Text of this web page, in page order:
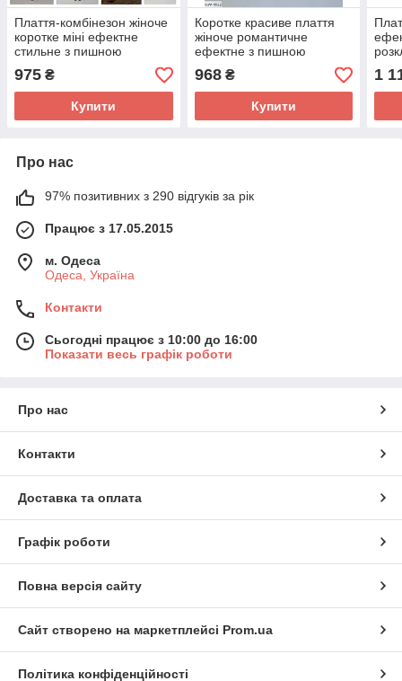
Плаття-комбінезон жіноче
коротке міні ефектне
стильне з пишною
спідницею кльош імітація
корсета арт 831кт
975 ₴
Купити
Коротке красиве плаття
жіноче романтичне
ефектне з пишною
спідницею кльош від талії
в стилі бебі дол
968₴
Купити
804
1
Про нас
97% позитивних з 290 відгуків за рік
Працює з 17.05.2015
м. Одеса
Одеса, Україна
Контакти
Сьогодні працює з 10:00 до 16:00
Показати весь графік роботи
Про нас
Контакти
Доставка та оплата
Графік роботи
Повна версія сайту
Сайт створено на маркетплейсі Prom.ua
Політика конфіденційності